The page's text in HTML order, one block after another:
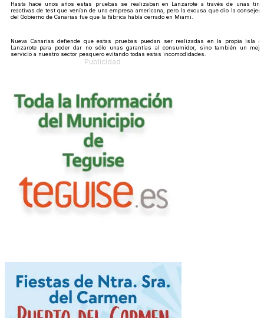
Hasta hace unos años estas pruebas se realizaban en Lanzarote a través de unas
reactivas de test que venían de una empresa americana, pero la excusa que dio la
del Gobierno de Canarias fue que la fábrica había cerrado en Miami.
Nueva Canarias defiende que estas pruebas puedan ser realizadas en la propia isla
Lanzarote para poder dar no sólo unas garantías al consumidor, sino también un
servicio a nuestro sector pesquero evitando todas estas incomodidades.
Publicidad